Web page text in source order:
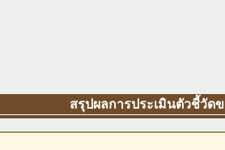
สรุปผลการประเมินตัวชี้วัดข